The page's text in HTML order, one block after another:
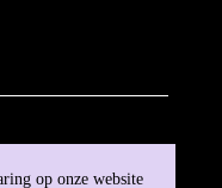
op onze website